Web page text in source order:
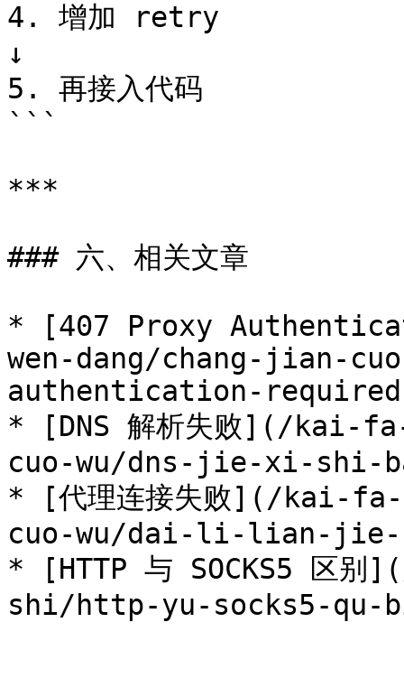
4. 增加 retry
↓
5. 再接入代码
```
***
### 六、相关文章
* [407 Proxy
wen-dang/chang-jian-
authentication-
* [DNS 解析失败](/kai-
cuo-wu/dns-jie-xi-shi-
* [代理连接失败](/kai-
cuo-wu/dai-li-lian-jie-
* [HTTP 与 SOCKS5